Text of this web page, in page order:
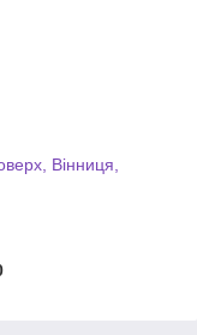
Вінниця,